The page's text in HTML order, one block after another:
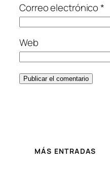
Correo electrónico*
Web
MÁS ENTRADAS